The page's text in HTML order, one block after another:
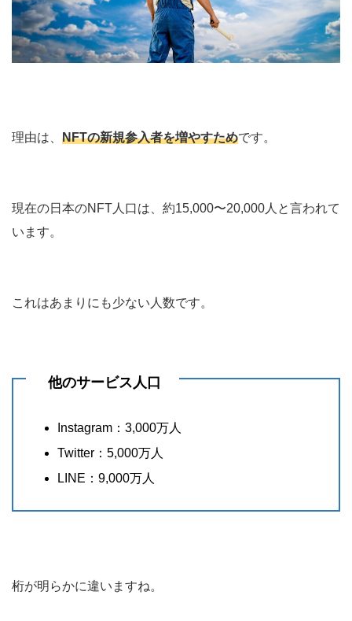
理由は、 NFTの新規参入者を増やすためです。
現在の日本のNFT人口は、約15,000〜20,000人と言われて
います。
これはあまりにも少ない人数です。
他のサービス人口
Instagram：3,000万人
Twitter：5,000万人
LINE：9,000万人
桁が明らかに違いますね。